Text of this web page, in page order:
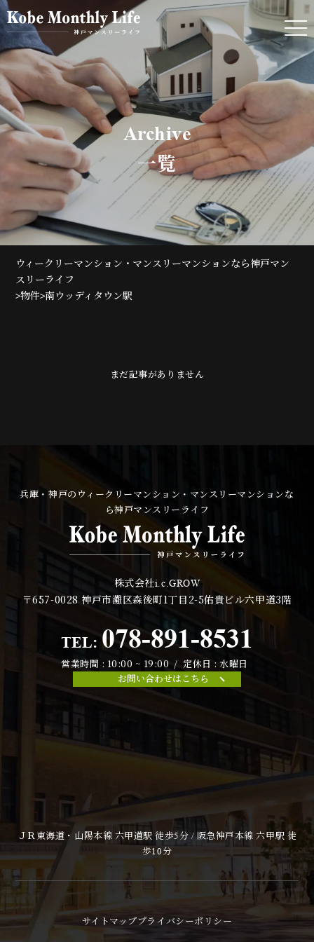
Archive
一覧
ウィークリーマンション・マンスリーマンションなら神戸マン
スリーライフ
>物件>南ウッディタウン駅
まだ記事がありません
兵庫・神戸のウィークリーマンション・マンスリーマンションな
ら神戸マンスリーライフ
株式会社i.c.GROW
〒657-0028神戸市灘区森後町1丁目2-5佑貴ビル六甲道3階
TEL: 078-891-8531
営業時間 : 10:00 ~ 19:00 / 定休日 : 水曜日
お問い合わせはこちら
ＪＲ東海道・山陽本線 六甲道駅 徒歩5分 / 阪急神戸本線 六甲駅 徒
歩10分
サイトマップ プライバシーポリシー